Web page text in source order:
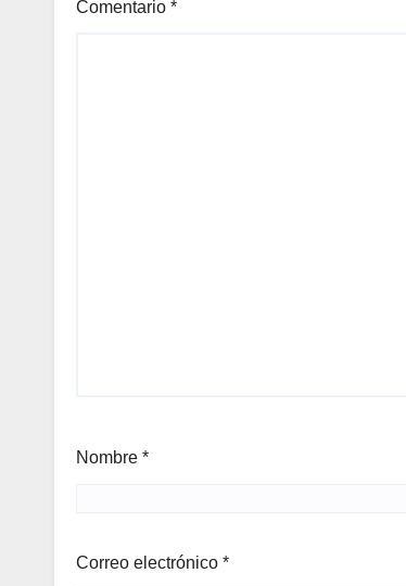
Comentario *
Nombre *
Correo electrónico *